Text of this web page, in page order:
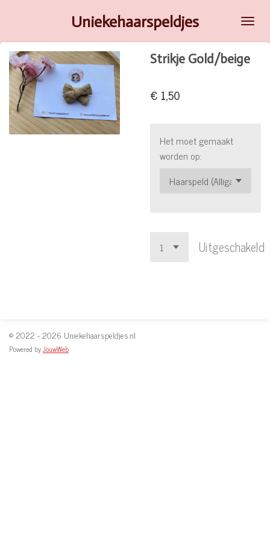
naar
de
hoofdinhoud
Uniekehaarspeldjes
Strikje Gold/beige
€ 1,50
Het moet gemaakt
worden op:
Uitgeschakeld
© 2022 - 2026 Uniekehaarspeldjes.nl
Powered byJouwWeb